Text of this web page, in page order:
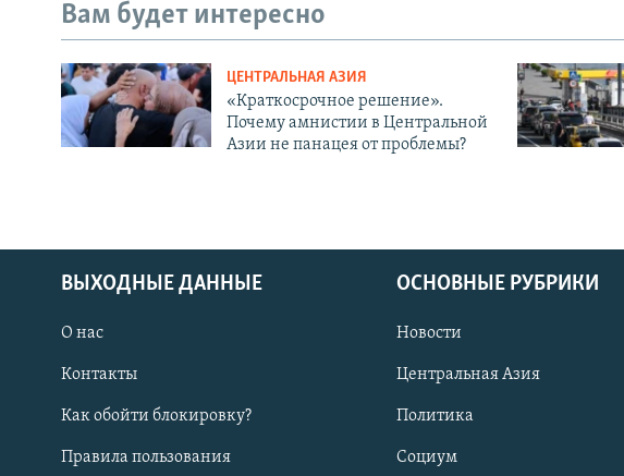
Вам будет интересно
ЦЕНТРАЛЬНАЯ АЗИЯ
«Краткосрочное решение».
Почему амнистии в Центральной
Азии не панацея от проблемы?
ВЫХОДНЫЕ ДАННЫЕ
О нас
Контакты
Как обойти блокировку?
Правила пользования
ОСНОВНЫЕ РУБРИКИ
Новости
Центральная Азия
Политика
Социум